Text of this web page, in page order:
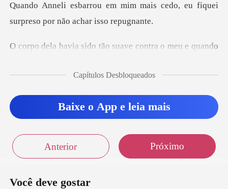
Sair
mais cedo, eu fiquei
surpreso
ntra o meu e quando
Capítulos Desbloqueados
Baixe o App e leia mais
Anterior Próximo
Você deve gostar